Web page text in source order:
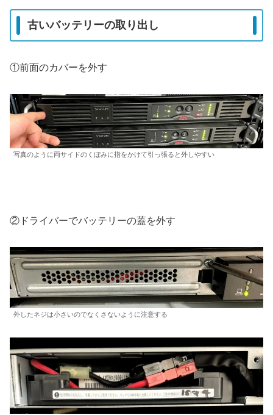
古いバッテリーの取り出し
①前面のカバーを外す
写真のように両サイドのくぼみに指をかけて引っ張ると外しやすい
②ドライバーでバッテリーの蓋を外す
外したネジは小さいのでなくさないように注意する